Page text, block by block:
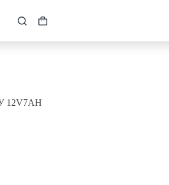
Кошик
12V7AH